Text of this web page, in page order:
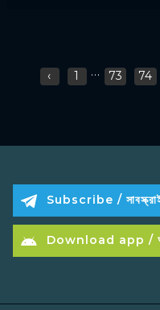
‹ 1 ... 73 74
Subscribe /
Download app /